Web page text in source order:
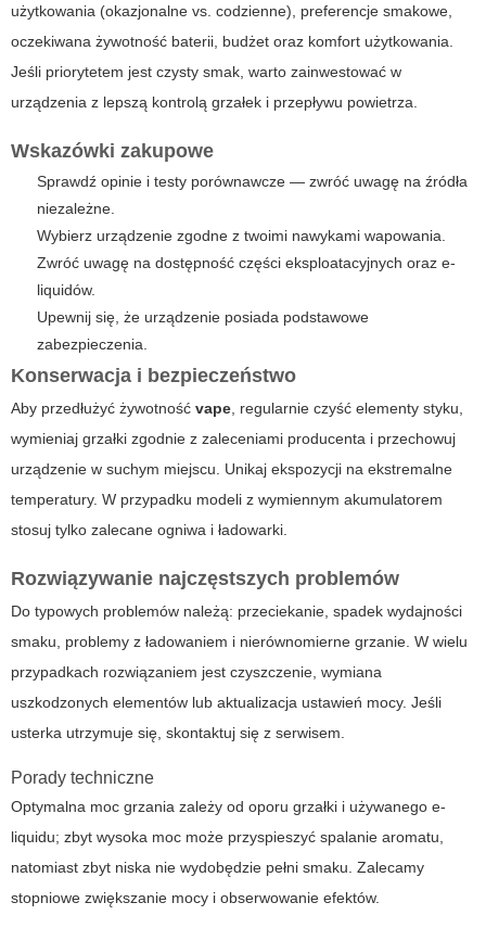
użytkowania (okazjonalne vs. codzienne), preferencje smakowe,
oczekiwana żywotność baterii, budżet oraz komfort użytkowania.
Jeśli priorytetem jest czysty smak, warto zainwestować w
urządzenia z lepszą kontrolą grzałek i przepływu powietrza.
Wskazówki zakupowe
Sprawdź opinie i testy porównawcze — zwróć uwagę na źródła
niezależne.
Wybierz urządzenie zgodne z twoimi nawykami wapowania.
Zwróć uwagę na dostępność części eksploatacyjnych oraz e-
liquidów.
Upewnij się, że urządzenie posiada podstawowe
zabezpieczenia.
Konserwacja i bezpieczeństwo
Aby przedłużyć żywotność vape , regularnie czyść elementy styku,
wymieniaj grzałki zgodnie z zaleceniami producenta i przechowuj
urządzenie w suchym miejscu. Unikaj ekspozycji na ekstremalne
temperatury. W przypadku modeli z wymiennym akumulatorem
stosuj tylko zalecane ogniwa i ładowarki.
Rozwiązywanie najczęstszych problemów
Do typowych problemów należą: przeciekanie, spadek wydajności
smaku, problemy z ładowaniem i nierównomierne grzanie. W wielu
przypadkach rozwiązaniem jest czyszczenie, wymiana
uszkodzonych elementów lub aktualizacja ustawień mocy. Jeśli
usterka utrzymuje się, skontaktuj się z serwisem.
Porady techniczne
Optymalna moc grzania zależy od oporu grzałki i używanego e-
liquidu; zbyt wysoka moc może przyspieszyć spalanie aromatu,
natomiast zbyt niska nie wydobędzie pełni smaku. Zalecamy
stopniowe zwiększanie mocy i obserwowanie efektów.